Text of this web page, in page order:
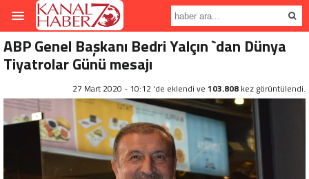
ABP Genel Başkanı Bedri Yalçın `dan Dünya
Tiyatrolar Günü mesajı
27 Mart 2020 - 10:12 'de eklendi ve 103.808 kez görüntülendi.